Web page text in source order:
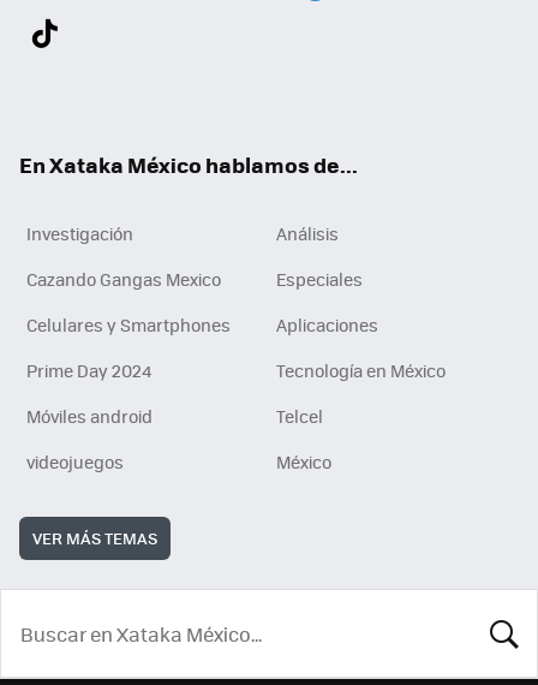
En Xataka México hablamos de...
Investigación
Análisis
Cazando Gangas Mexico
Especiales
Celulares y Smartphones
Aplicaciones
Prime Day 2024
Tecnología en México
Móviles android
Telcel
videojuegos
México
VER MÁS TEMAS